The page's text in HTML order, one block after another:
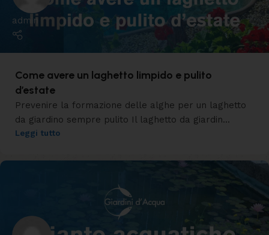
admin
Come avere un laghetto limpido e pulito
d’estate
Prevenire la formazione delle alghe per un laghetto
da giardino sempre pulito Il laghetto da giardin...
Leggi tutto